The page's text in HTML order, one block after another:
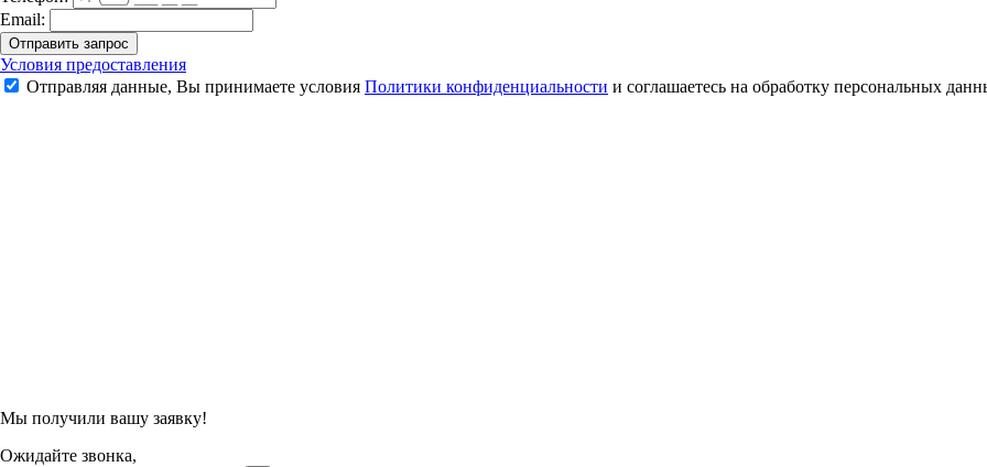
Детская ракетка для бадминтона Yonex Muscle Power 2 Jr. (White/Lime Yellow)
2 990 ₽
Email:
Отправить запрос
Условия предоставления
Отправляя данные, Вы принимаете условия Политики конфиденциальности и соглашаетесь на обработку персональных
Мы получили вашу заявку!
Ожидайте звонка,